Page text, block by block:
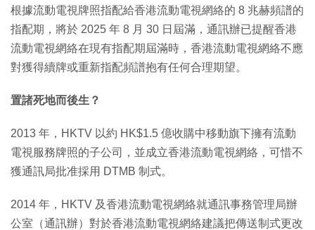
根據流動電視牌照指配給香港流動電視網絡的 8 兆赫頻譜的
指配期，將於 2025 年 8 月 30 日屆滿，通訊辦已提醒香港
流動電視網絡在現有指配期屆滿時，香港流動電視網絡不應
對獲得續牌或重新指配頻譜抱有任何合理期望。
置諸死地而後生？
2013 年，HKTV 以約 HK$1.5 億收購中移動旗下擁有流動
電視服務牌照的子公司，並成立香港流動電視網絡，可惜不
獲通訊局批准採用 DTMB 制式。
2014 年，HKTV 及香港流動電視網絡就通訊事務管理局辦
公室（通訊辦）對於香港流動電視網絡建議把傳送制式更改